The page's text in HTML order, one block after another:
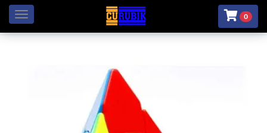
Menú 0